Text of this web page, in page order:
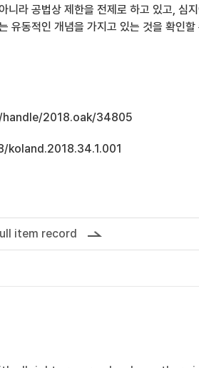
니라 공법상 제한을 전제로 하고 있고, 심
유동적인 개념을 가지고 있는 것을 확인할
2018.oak/34805
item record